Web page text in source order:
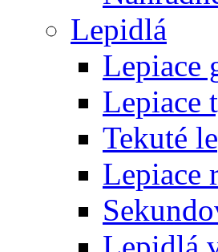
Lepidlá
Lepiace
Lepiace
Tekuté
Lepiace